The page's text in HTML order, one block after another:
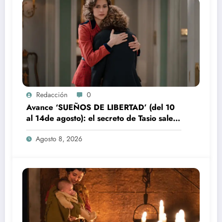
Redacción 0
Avance ‘SUEÑOS DE LIBERTAD’ (del 10
al 14de agosto): el secreto de Tasio sale a
la luz
Agosto 8, 2026